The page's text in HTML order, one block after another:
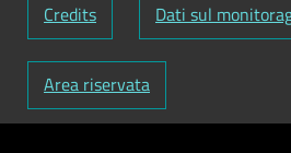
Credits Dati sul
Area riservata